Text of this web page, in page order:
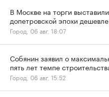
В Москве на торги
допетровской эпохи
Город, 06 авг, 18:07
Собянин заявил о
пять лет темпе
Город, 06 авг, 15:52